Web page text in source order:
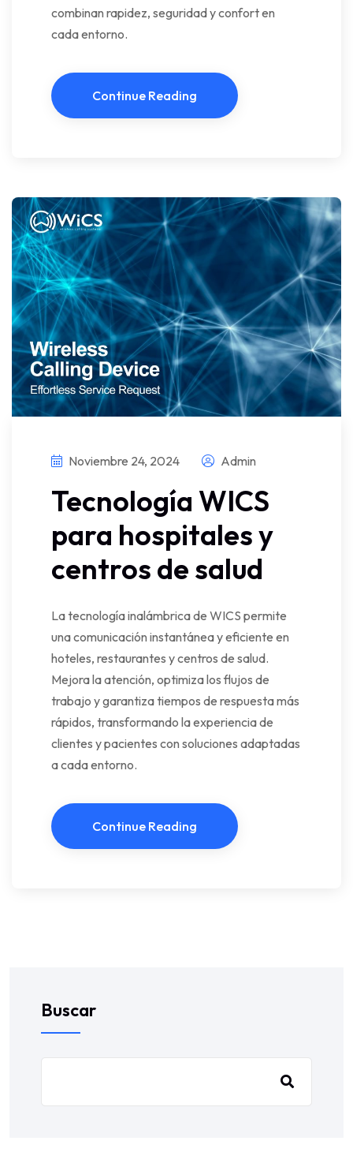
combinan rapidez, seguridad y confort en
cada entorno.
Continue Reading
Noviembre 24, 2024 Admin
Tecnología WICS
para hospitales y
centros de salud
La tecnología inalámbrica de WICS permite
una comunicación instantánea y eficiente en
hoteles, restaurantes y centros de salud.
Mejora la atención, optimiza los flujos de
trabajo y garantiza tiempos de respuesta más
rápidos, transformando la experiencia de
clientes y pacientes con soluciones adaptadas
a cada entorno.
Continue Reading
Buscar